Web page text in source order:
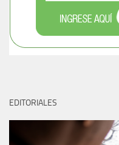
EDITORIALES